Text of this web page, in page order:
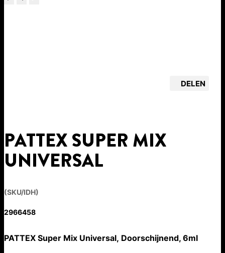
DELEN
PATTEX SUPER MIX
UNIVERSAL
(SKU/IDH)
2966458
PATTEX Super Mix Universal, Doorschijnend, 6ml